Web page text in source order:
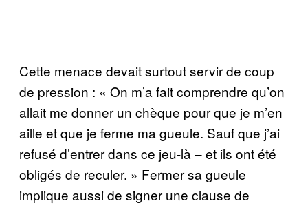
Cette menace devait surtout servir de coup
de pression : « On m’a fait comprendre qu’on
allait me donner un chèque pour que je m’en
aille et que je ferme ma gueule. Sauf que j’ai
refusé d’entrer dans ce jeu-là – et ils ont été
obligés de reculer. » Fermer sa gueule
implique aussi de signer une clause de